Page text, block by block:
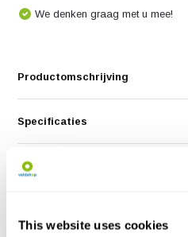
This website uses cookies
We denken graag met u mee!
Productomschrijving
Specificaties
Reviews